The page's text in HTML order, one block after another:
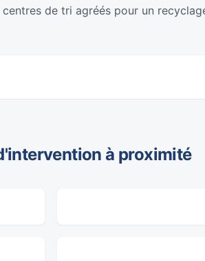
de tri agréés pour un
à proximité